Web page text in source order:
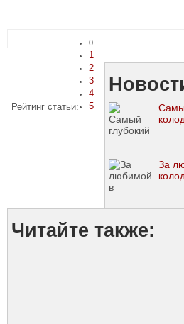
Рейтинг статьи:
0
1
2
3
4
5
За
Читайте также: